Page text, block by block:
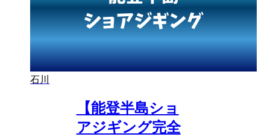
石川
【能登半島ショ
アジギング完全